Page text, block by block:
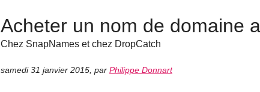
Acheter un nom de domaine
Chez SnapNames et chez DropCatch
samedi 31 janvier 2015 par Philippe Donnart